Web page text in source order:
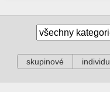
skupinové